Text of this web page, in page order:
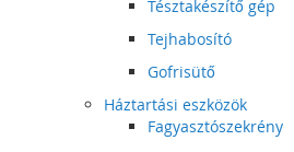
Tésztakészítő gép
Tejhabosító
Gofrisütő
Háztartási eszközök
Fagyasztószekrény